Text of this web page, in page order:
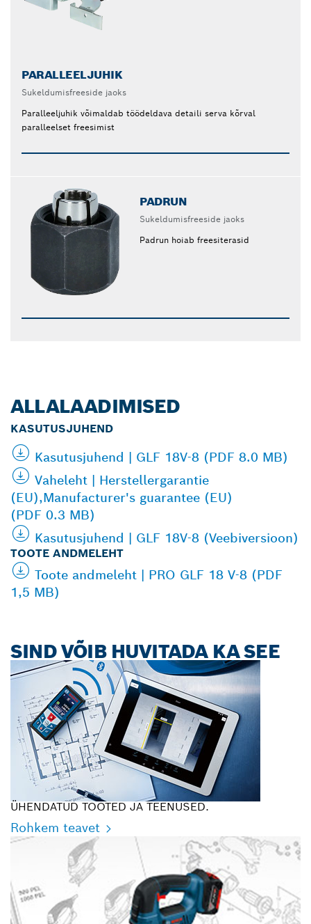
PARALLEELJUHIK
Sukeldumisfreeside jaoks
Paralleeljuhik võimaldab töödeldava detaili serva kõrval
paralleelset freesimist
PADRUN
Sukeldumisfreeside jaoks
Padrun hoiab freesiterasid
ALLALAADIMISED
KASUTUSJUHEND
Kasutusjuhend | GLF 18V-8 (PDF 8.0 MB)
Vaheleht | Herstellergarantie
(EU),Manufacturer's guarantee (EU)
(PDF 0.3 MB)
Kasutusjuhend | GLF 18V-8 (Veebiversioon)
TOOTE ANDMELEHT
Toote andmeleht | PRO GLF 18 V-8 (PDF
1,5 MB)
SIND VÕIB HUVITADA KA SEE
ÜHENDATUD TOOTED JA TEENUSED.
Rohkem teavet